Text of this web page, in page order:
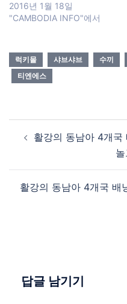
2016년 1월 18일
"CAMBODIA INFO"에서
럭키몰 샤브샤브 수끼
티엔에스
navigation
활강의 동남아 4개
활강의 동남아 4개국 배
답글 남기기